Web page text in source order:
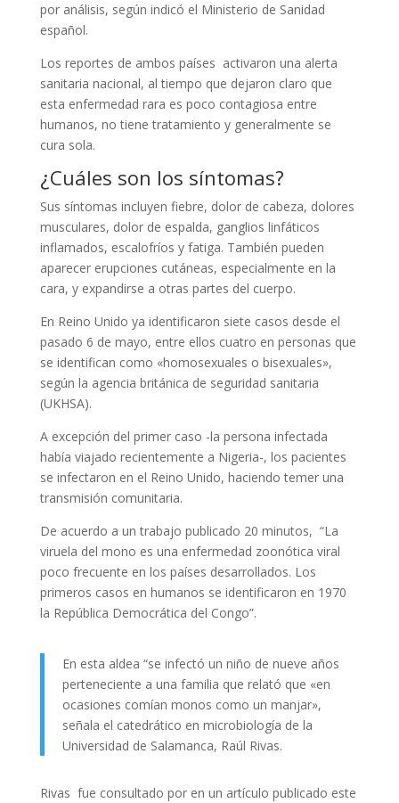
por análisis, según indicó el Ministerio de Sanidad
español.
Los reportes de ambos países activaron una alerta
sanitaria nacional, al tiempo que dejaron claro que
esta enfermedad rara es poco contagiosa entre
humanos, no tiene tratamiento y generalmente se
cura sola.
¿Cuáles son los síntomas?
Sus síntomas incluyen fiebre, dolor de cabeza, dolores
musculares, dolor de espalda, ganglios linfáticos
inflamados, escalofríos y fatiga. También pueden
aparecer erupciones cutáneas, especialmente en la
cara, y expandirse a otras partes del cuerpo.
En Reino Unido ya identificaron siete casos desde el
pasado 6 de mayo, entre ellos cuatro en personas que
se identifican como «homosexuales o bisexuales»,
según la agencia británica de seguridad sanitaria
(UKHSA).
A excepción del primer caso -la persona infectada
había viajado recientemente a Nigeria-, los pacientes
se infectaron en el Reino Unido, haciendo temer una
transmisión comunitaria.
De acuerdo a un trabajo publicado 20 minutos, “La
viruela del mono es una enfermedad zoonótica viral
poco frecuente en los países desarrollados. Los
primeros casos en humanos se identificaron en 1970
la República Democrática del Congo”.
En esta aldea “se infectó un niño de nueve años
perteneciente a una familia que relató que «en
ocasiones comían monos como un manjar»,
señala el catedrático en microbiología de la
Universidad de Salamanca, Raúl Rivas.
Rivas fue consultado por en un artículo publicado este